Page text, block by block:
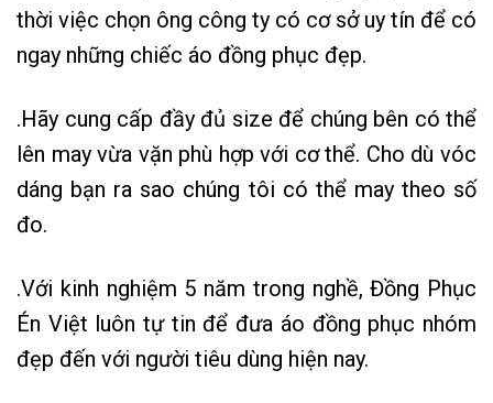
thời việc chọn ông công ty có cơ sở uy tín để có
ngay những chiếc áo đồng phục đẹp.
.Hãy cung cấp đầy đủ size để chúng bên có thể
lên may vừa vặn phù hợp với cơ thể. Cho dù vóc
dáng bạn ra sao chúng tôi có thể may theo số
đo.
.Với kinh nghiệm 5 năm trong nghề, Đồng Phục
Én Việt luôn tự tin để đưa áo đồng phục nhóm
đẹp đến với người tiêu dùng hiện nay.